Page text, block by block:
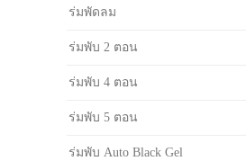
ร่มพัดลม
ร่มพับ 2 ตอน
ร่มพับ 4 ตอน
ร่มพับ 5 ตอน
ร่มพับ Auto Black Gel